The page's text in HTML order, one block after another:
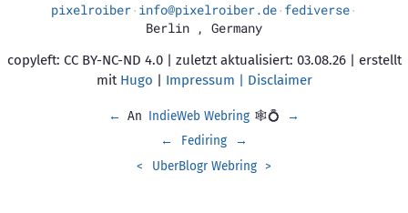
pixelroiber· info@pixelroiber.de· fediverse·
Berlin , Germany
copyleft: CC BY-NC-ND 4.0 | zuletzt aktualisiert: 03.08.26 | erstellt
mit Hugo | Impressum | Disclaimer
← An IndieWeb Webring 🕸💍
→
←
Fediring
→
<
UberBlogr Webring >